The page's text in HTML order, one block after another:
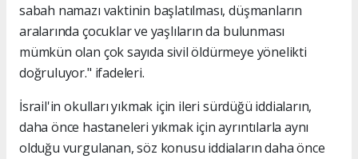
sabah namazı vaktinin başlatılması, düşmanların
aralarında çocuklar ve yaşlıların da bulunması
mümkün olan çok sayıda sivil öldürmeye yönelikti
doğruluyor." ifadeleri.
İsrail'in okulları yıkmak için ileri sürdüğü iddiaların,
daha önce hastaneleri yıkmak için ayrıntılarla aynı
olduğu vurgulanan, söz konusu iddiaların daha önce